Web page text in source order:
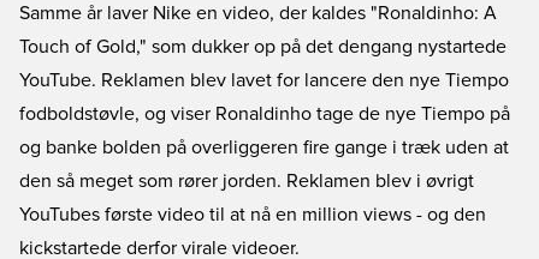
Samme år laver Nike en video, der kaldes "Ronaldinho: A
Touch of Gold," som dukker op på det dengang nystartede
YouTube. Reklamen blev lavet for lancere den nye Tiempo
fodboldstøvle, og viser Ronaldinho tage de nye Tiempo på
og banke bolden på overliggeren fire gange i træk uden at
den så meget som rører jorden. Reklamen blev i øvrigt
YouTubes første video til at nå en million views - og den
kickstartede derfor virale videoer.